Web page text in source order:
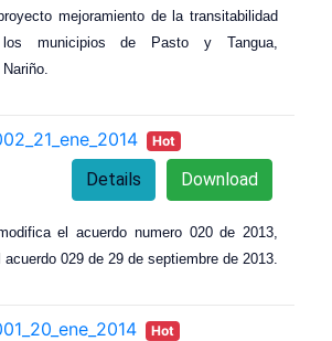
mejoramiento de la transitabilidad
municipios de Pasto y Tangua,
Hot
Download
Details
el acuerdo numero 020 de 2013,
029 de 29 de septiembre de 2013.
Hot